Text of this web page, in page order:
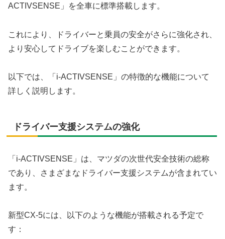
ACTIVSENSE」を全車に標準搭載します。
これにより、ドライバーと乗員の安全がさらに強化され、
より安心してドライブを楽しむことができます。
以下では、「i-ACTIVSENSE」の特徴的な機能について
詳しく説明します。
ドライバー支援システムの強化
「i-ACTIVSENSE」は、マツダの次世代安全技術の総称
であり、さまざまなドライバー支援システムが含まれてい
ます。
新型CX-5には、以下のような機能が搭載される予定で
す：